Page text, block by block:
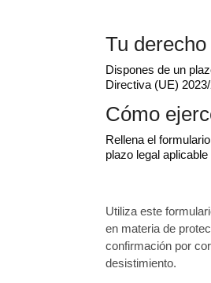
Tu
Dispones de un
Directiva (UE)
Cómo
Rellena el
plazo legal
Utiliza este
en materia de
confirmación por
desistimiento.